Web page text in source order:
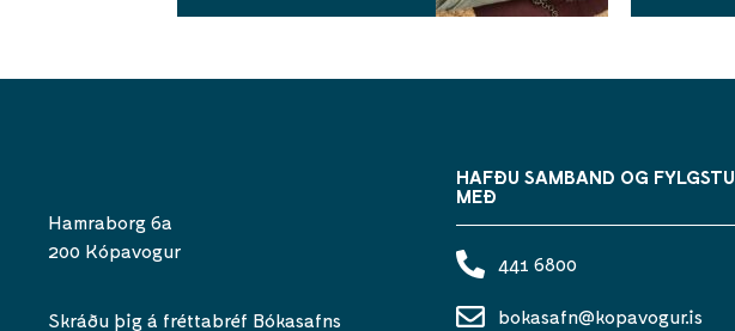
Hamraborg 6a
200 Kópavogur
Skráðu þig á fréttabréf Bókasafns
HAFÐU SAMBAND OG FYLGSTU
MEÐ
441 6800
bokasafn@kopavogur.is